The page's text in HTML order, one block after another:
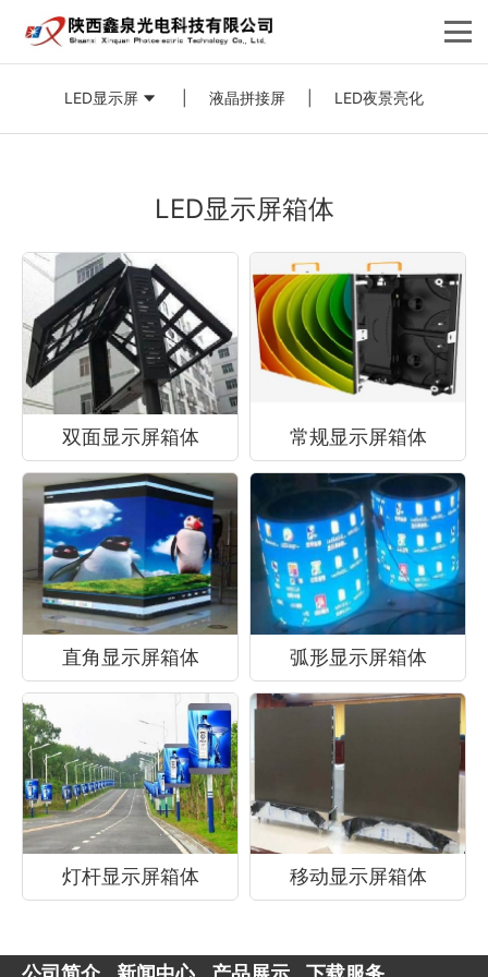
LED显示屏 液晶拼接屏 LED夜景亮化
LED显示屏箱体
双面显示屏箱体 常规显示屏箱体
直角显示屏箱体 弧形显示屏箱体
灯杆显示屏箱体 移动显示屏箱体